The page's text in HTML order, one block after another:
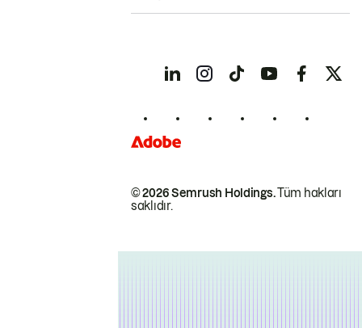
© 2026 Semrush Holdings.Tüm hakları
saklıdır.